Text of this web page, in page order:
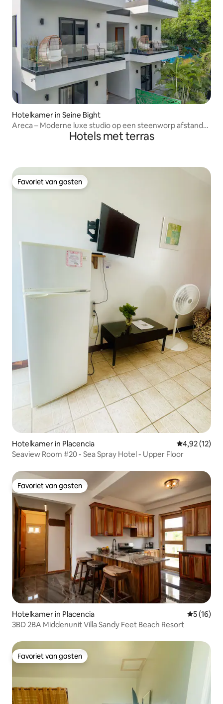
Hotelkamer in Seine Bight
Areca – Moderne luxe studio op een steenworp afstand
van zwembad en strandHotels met terras
Favoriet van gasten
Favoriet van gasten
Hotelkamer in Placencia Gemiddelde
4,92 (12)
Seaview Room #20 - Sea Spray Hotel - Upper Floor
Favoriet van gasten
Favoriet van gasten
Hotelkamer in Placencia
5 (16)
3BD 2BA Middenunit Villa Sandy Feet Beach Resort
Favoriet van gasten
Favoriet van gasten